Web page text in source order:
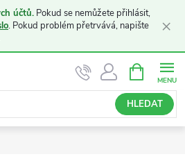
účtů. Pokud se nemůžete přihlásit,
. Pokud problém přetrvává, napište
×
HLEDAT
NÁKUPNÍ
KOŠÍK